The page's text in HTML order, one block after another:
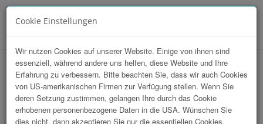
Business Upper Austria | Business &
Technology Forum Tag 1 und 2
Cookie Einstellungen
Wir nutzen Cookies auf unserer Website. Einige von ihnen sind
essenziell, während andere uns helfen, diese Website und Ihre
Erfahrung zu verbessern. Bitte beachten Sie, dass wir auch Cookies
von US-amerikanischen Firmen zur Verfügung stellen. Wenn Sie
deren Setzung zustimmen, gelangen Ihre durch das Cookie
erhobenen personenbezogene Daten in die USA. Wünschen Sie
dies nicht, dann akzeptieren Sie nur die essentiellen Cookies.